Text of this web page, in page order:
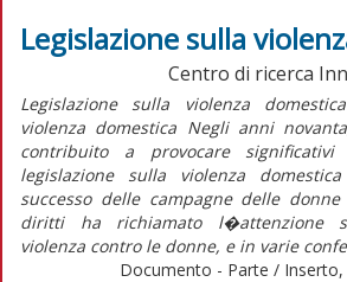
Legislazione sulla
Centro di ricerca
Legislazione sulla violenza
violenza domestica Negli anni
contribuito a provocare significativi
legislazione sulla violenza
successo delle campagne delle
diritti ha richiamato l�attenzione
violenza contro le donne, e in varie
Documento - Parte /